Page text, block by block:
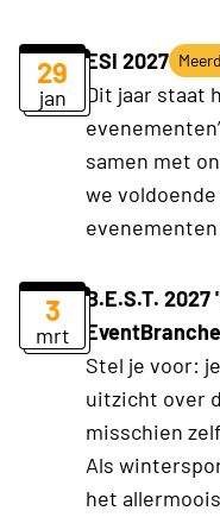
29
jan
ESI 2027
Dit jaar staat
samen met
we
3
mrt
B.E.S.T. 2027
Stel je voor:
uitzicht over
misschien
Als
het